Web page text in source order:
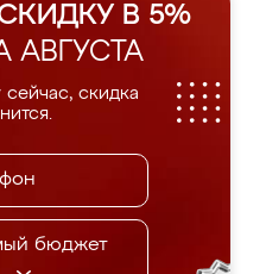
В 5%
АВГУСТА
сейчас, скидка
бюджет